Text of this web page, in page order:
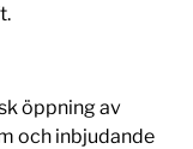
öppning av
och inbjudande